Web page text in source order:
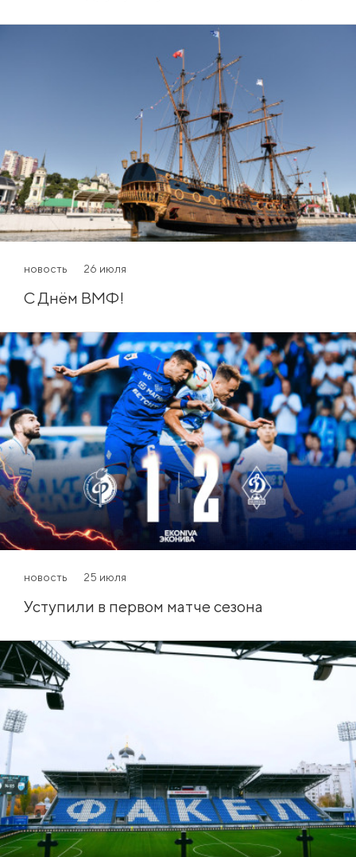
новость 26 июля
С Днём ВМФ!
новость 25 июля
Уступили в первом матче сезона